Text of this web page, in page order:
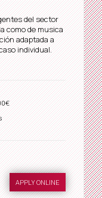
del sector
como de musica
adaptada a
individual.
APPLY ONLINE